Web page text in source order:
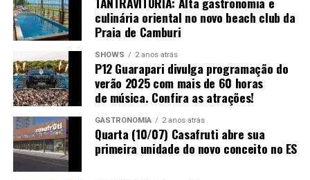
culinária oriental no novo beach club da
Praia de Camburi
SHOWS 2 anos atrás
P12 Guarapari divulga programação do
verão 2025 com mais de 60 horas
de música. Confira as atrações!
GASTRONOMIA 2 anos atrás
Quarta (10/07) Casafruti abre sua
primeira unidade do novo conceito no ES